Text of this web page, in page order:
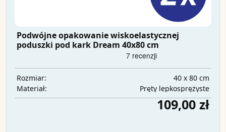
Podwójne opakowanie wiskoelastycznej
poduszki pod kark Dream 40x80 cm
Rozmiar:
40 x 80 cm
Materiał:
Pręty lepkosprężyste
109,00 zł